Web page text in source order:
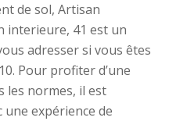
de sol, Artisan
interieure, 41 est un
adresser si vous êtes
Pour profiter d’une
les normes, il est
une expérience de